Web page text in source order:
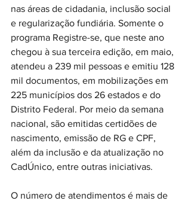
nas áreas de cidadania, inclusão social
e regularização fundiária. Somente o
programa Registre-se, que neste ano
chegou à sua terceira edição, em maio,
atendeu a 239 mil pessoas e emitiu 128
mil documentos, em mobilizações em
225 municípios dos 26 estados e do
Distrito Federal. Por meio da semana
nacional, são emitidas certidões de
nascimento, emissão de RG e CPF,
além da inclusão e da atualização no
CadÚnico, entre outras iniciativas.
O número de atendimentos é mais de